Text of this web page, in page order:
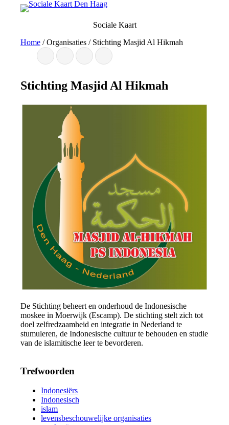
Sociale Kaart
Home /Organisaties / Stichting Masjid Al Hikmah
Stichting Masjid Al Hikmah
De Stichting beheert en onderhoud de Indonesische
moskee in Moerwijk (Escamp). De stichting stelt zich tot
doel zelfredzaamheid en integratie in Nederland te
stumuleren, de Indonesische cultuur te behouden en studie
van de islamitische leer te bevorderen.
Trefwoorden
Indonesiërs
Indonesisch
islam
levensbeschouwelijke organisaties